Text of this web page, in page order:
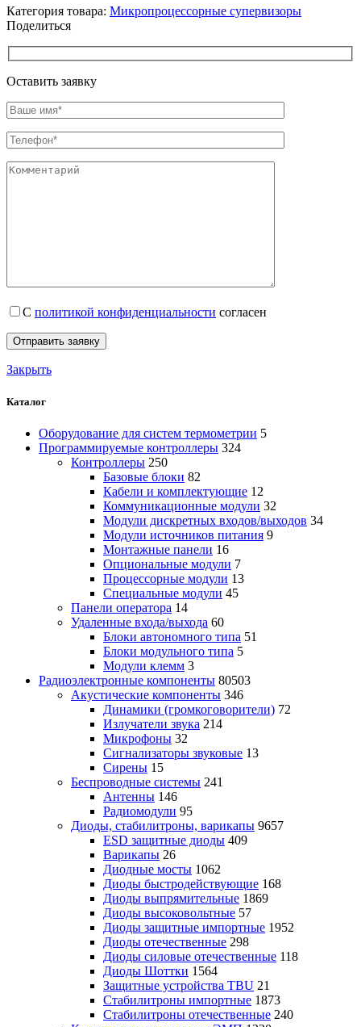
Категория товара: Микропроцессорные супервизоры
Поделиться
Оставить заявку
С политикой конфиденциальности согласен
Закрыть
Каталог
Оборудование для систем термометрии 5
Программируемые контроллеры 324
Контроллеры 250
Базовые блоки 82
Кабели и комплектующие 12
Коммуникационные модули 32
Модули дискретных входов/выходов 34
Модули источников питания 9
Монтажные панели 16
Опциональные модули 7
Процессорные модули 13
Специальные модули 45
Панели оператора 14
Удаленные входа/выхода 60
Блоки автономного типа 51
Блоки модульного типа 5
Модули клемм 3
Радиоэлектронные компоненты 80503
Акустические компоненты 346
Динамики (громкоговорители) 72
Излучатели звука 214
Микрофоны 32
Сигнализаторы звуковые 13
Сирены 15
Беспроводные системы 241
Антенны 146
Радиомодули 95
Диоды, стабилитроны, варикапы 9657
ESD защитные диоды 409
Варикапы 26
Диодные мосты 1062
Диоды быстродействующие 168
Диоды выпрямительные 1869
Диоды высоковольтные 57
Диоды защитные импортные 1952
Диоды отечественные 298
Диоды силовые отечественные 118
Диоды Шоттки 1564
Защитные устройства TBU 21
Стабилитроны импортные 1873
Стабилитроны отечественные 240